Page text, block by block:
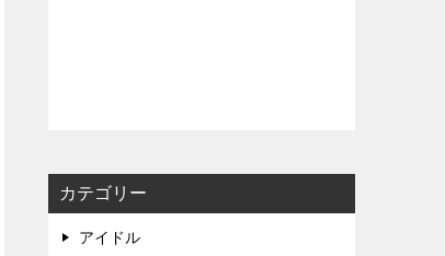
カテゴリー
アイドル